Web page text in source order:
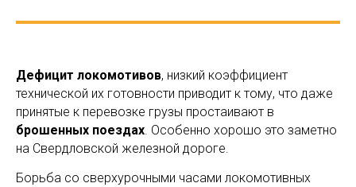
Дефицит локомотивов, низкий коэффициент
технической их готовности приводит к тому, что даже
принятые к перевозке грузы простаивают в
брошенных поездах. Особенно хорошо это заметно
на Свердловской железной дороге.
Борьба со сверхурочными часами локомотивных